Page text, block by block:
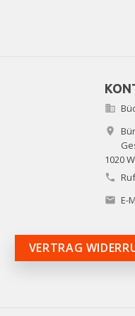


1020

 E-
VERTRAG